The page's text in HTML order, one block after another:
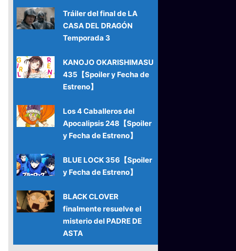
Tráiler del final de LA
CASA DEL DRAGÓN
Temporada 3
KANOJO OKARISHIMASU
435【Spoiler y Fecha de
Estreno】
Los 4 Caballeros del
Apocalipsis 248【Spoiler
y Fecha de Estreno】
BLUE LOCK 356【Spoiler
y Fecha de Estreno】
BLACK CLOVER
finalmente resuelve el
misterio del PADRE DE
ASTA